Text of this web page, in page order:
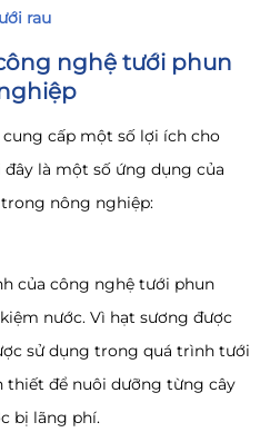
rau
nghệ tưới phun
cấp một số lợi ích cho
là một số ứng dụng của
nông nghiệp:
của công nghệ tưới phun
nước. Vì hạt sương được
sử dụng trong quá trình tưới
thiết để nuôi dưỡng từng cây
bị lãng phí.